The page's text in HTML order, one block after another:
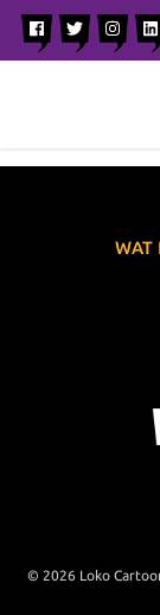
WAT
© 2026 Loko